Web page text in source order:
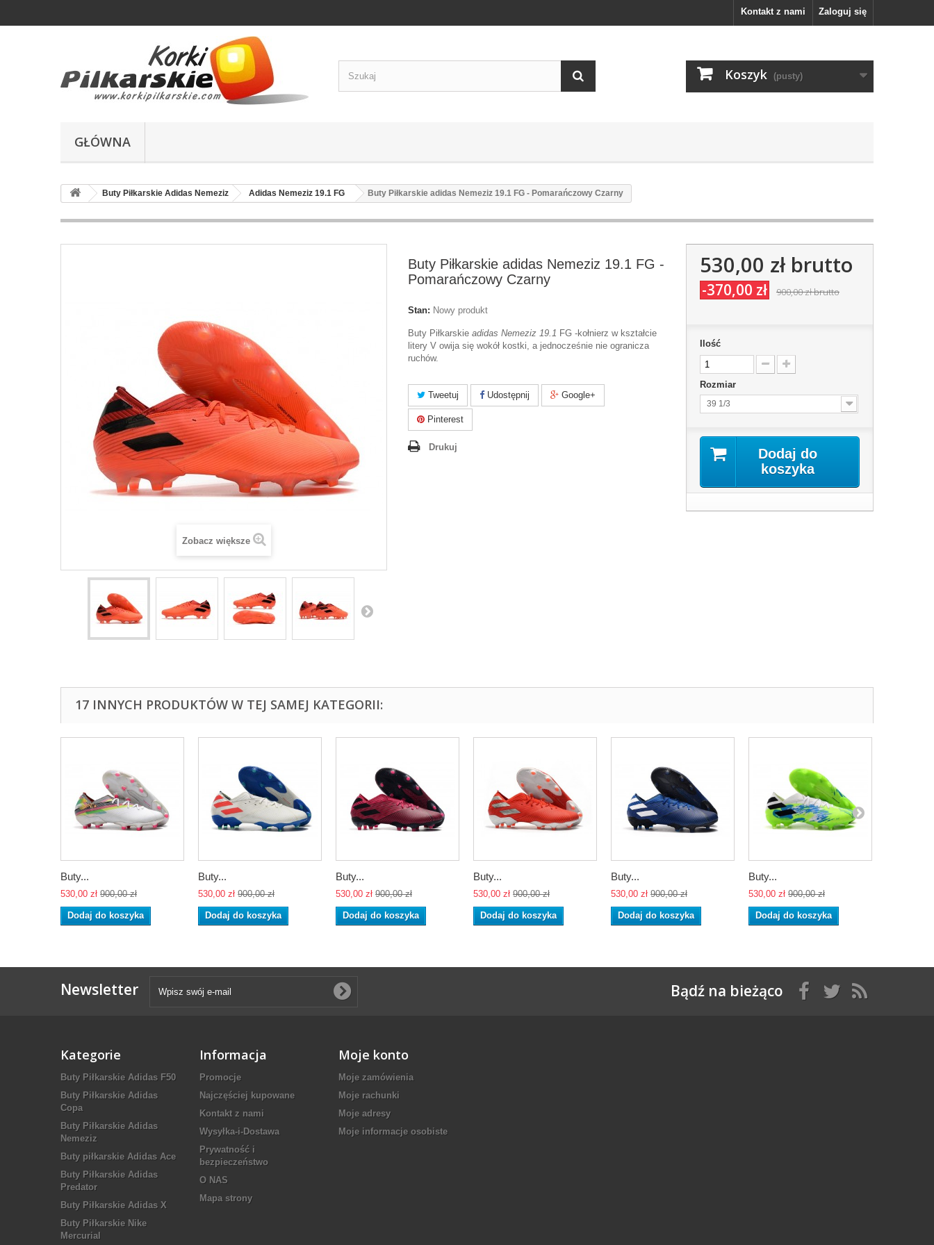
Zaloguj się
Kontakt z nami
Koszyk (pusty)
GŁÓWNA
Buty Piłkarskie Adidas Nemeziz Adidas Nemeziz 19.1 FG Buty Piłkarskie adidas Nemeziz 19.1 FG - Pomarańczowy Czarny
Zobacz większe
Buty Piłkarskie adidas Nemeziz 19.1 FG -
Pomarańczowy Czarny
Stan: Nowy produkt
Buty Piłkarskie adidas Nemeziz 19.1 FG -kołnierz w kształcie
litery V owija się wokół kostki, a jednocześnie nie ogranicza
ruchów.
Tweetuj Udostępnij Google+
Pinterest
Drukuj
530,00 złbrutto
-370,00 zł 900,00 złbrutto
Ilość
Rozmiar
39 1/3
Dodaj do
koszyka
17 INNYCH PRODUKTÓW W TEJ SAMEJ KATEGORII:
Buty...
530,00 zł 900,00 zł
Dodaj do koszyka
Buty...
530,00 zł 900,00 zł
Dodaj do koszyka
Buty...
530,00 zł 900,00 zł
Dodaj do koszyka
Buty...
530,00 zł 900,00 zł
Dodaj do koszyka
Buty...
530,00 zł 900,00 zł
Dodaj do koszyka
Buty...
530,00 zł 900,00 zł
Dodaj do koszyka
Newsletter Bądź na bieżąco
Kategorie
Buty Piłkarskie Adidas F50
Buty Piłkarskie Adidas
Copa
Buty Piłkarskie Adidas
Nemeziz
Buty piłkarskie Adidas Ace
Buty Piłkarskie Adidas
Predator
Buty Piłkarskie Adidas X
Buty Piłkarskie Nike
Mercurial
Informacja
Promocje
Najczęściej kupowane
Kontakt z nami
Wysyłka-i-Dostawa
Prywatność i
bezpieczeństwo
O NAS
Mapa strony
Moje konto
Moje zamówienia
Moje rachunki
Moje adresy
Moje informacje osobiste